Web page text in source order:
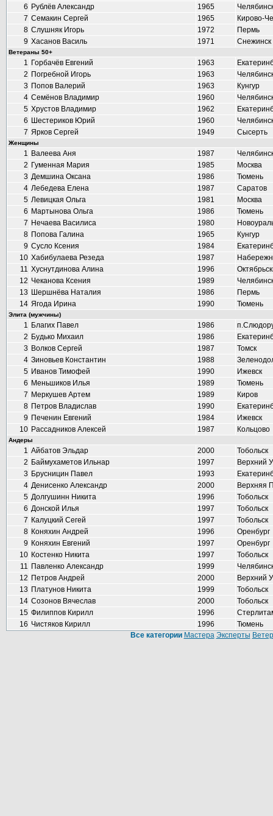
6 Рублёв Александр 1965
7 Семакин Сергей 1965
Кирово-
8 Слушняк Игорь 1972
Пермь
9 Хасанов Василь 1971 Снежинск
Ветераны 50+
1 Горбачёв Евгений 1963
2 Погребной Игорь 1963
3 Попов Валерий 1963
Кунгур
4 Семёнов Владимир 1960
5 Хрустов Владимир 1962
6 Шестериков Юрий 1960
7 Ярков Сергей 1949 Сысерть
Женщины
1 Валеева Аня 1987
2 Гуменная Мария 1985
Москва
3 Демшина Оксана 1986
Тюмень
4 Лебедева Елена 1987
Саратов
5 Левицкая Ольга 1981
Москва
6 Мартынова Ольга 1986
Тюмень
7 Нечаева Василиса 1980
8 Попова Галина 1965
Кунгур
9 Сусло Ксения 1984
10 Хабибулаева Резеда 1987
11 Хуснутдинова Алина 1996
12 Чеканова Ксения 1989
13 Шершнёва Наталия 1986
Пермь
14 Ягода Ирина 1990 Тюмень
Элита (мужчины)
1 Благих Павел 1986
2 Будько Михаил 1986
3 Волков Сергей 1987
Томск
4 Зиновьев Константин 1988
5 Иванов Тимофей 1990
Ижевск
6 Меньшиков Илья 1989
Тюмень
7 Меркушев Артем 1989
Киров
8 Петров Владислав 1990
9 Печенин Евгений 1984
Ижевск
10 Рассадников Алексей 1987 Кольцово
Андеры
1 Айбатов Эльдар 2000
Тобольск
2 Баймухаметов Ильнар 1997
Верхний
3 Брусницин Павел 1993
4 Денисенко Александр 2000
Верхняя
5 Долгушинн Никита 1996
Тобольск
6 Донской Илья 1997
Тобольск
7 Калуцкий Сегей 1997
Тобольск
8 Коняхин Андрей 1996
Оренбург
9 Коняхин Евгений 1997
Оренбург
10 Костенко Никита 1997
Тобольск
11 Павленко Александр 1999
12 Петров Андрей 2000
Верхний
13 Платунов Никита 1999
Тобольск
14 Созонов Вячеслав 2000
Тобольск
15 Филиппов Кирилл 1996
16 Чистяков Кирилл 1996
Тюмень
Все категории Мастера Эксперты